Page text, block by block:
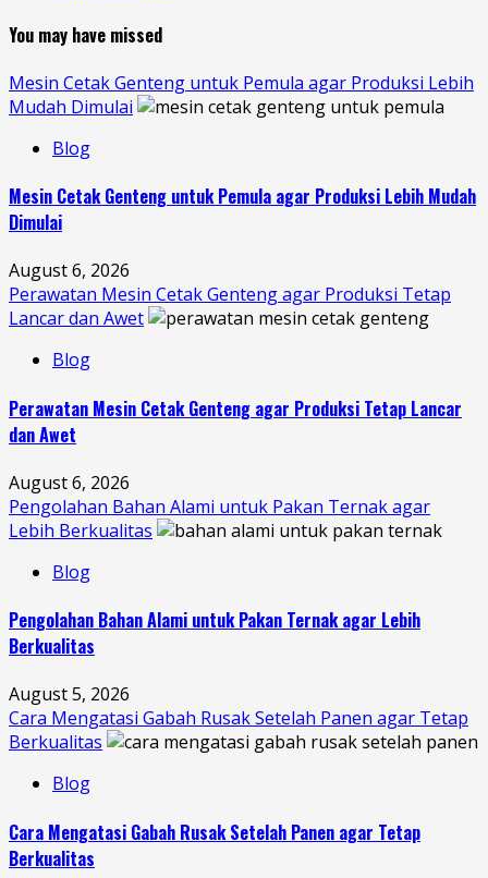
You may have missed
Mesin Cetak Genteng untuk Pemula agar Produksi Lebih
Mudah Dimulai
Blog
Mesin Cetak Genteng untuk Pemula agar Produksi Lebih Mudah
Dimulai
August 6, 2026
Perawatan Mesin Cetak Genteng agar Produksi Tetap
Lancar dan Awet
Blog
Perawatan Mesin Cetak Genteng agar Produksi Tetap Lancar
dan Awet
August 6, 2026
Pengolahan Bahan Alami untuk Pakan Ternak agar
Lebih Berkualitas
Blog
Pengolahan Bahan Alami untuk Pakan Ternak agar Lebih
Berkualitas
August 5, 2026
Cara Mengatasi Gabah Rusak Setelah Panen agar Tetap
Berkualitas
Blog
Cara Mengatasi Gabah Rusak Setelah Panen agar Tetap
Berkualitas